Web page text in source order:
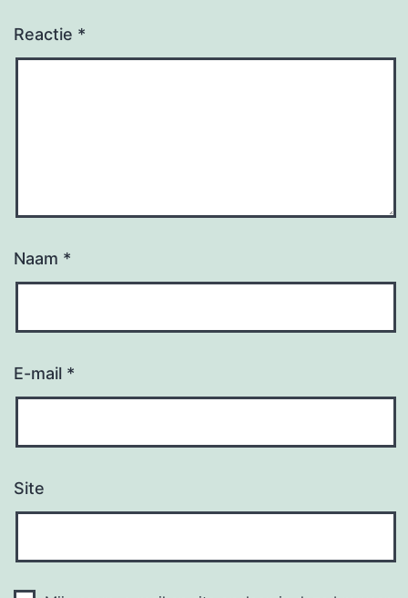
Reactie *
Naam *
E-mail *
Site